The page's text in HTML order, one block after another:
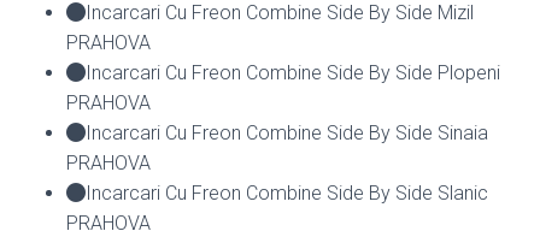
Incarcari Cu Freon Combine Side By Side Mizil
PRAHOVA
Incarcari Cu Freon Combine Side By Side Plopeni
PRAHOVA
Incarcari Cu Freon Combine Side By Side Sinaia
PRAHOVA
Incarcari Cu Freon Combine Side By Side Slanic
PRAHOVA